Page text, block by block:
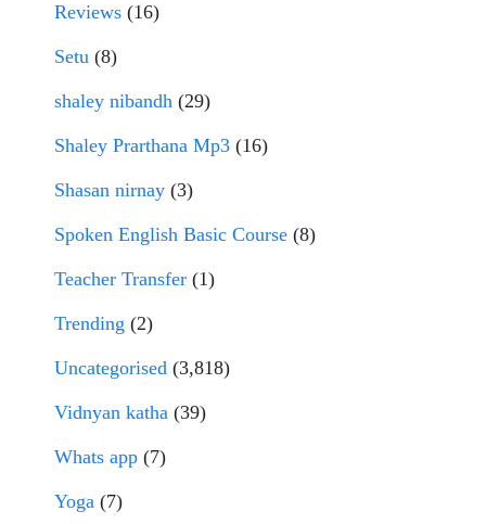
Reviews (16)
Setu (8)
shaley nibandh (29)
Shaley Prarthana Mp3 (16)
Shasan nirnay (3)
Spoken English Basic Course (8)
Teacher Transfer (1)
Trending (2)
Uncategorised (3,818)
Vidnyan katha (39)
Whats app (7)
Yoga (7)